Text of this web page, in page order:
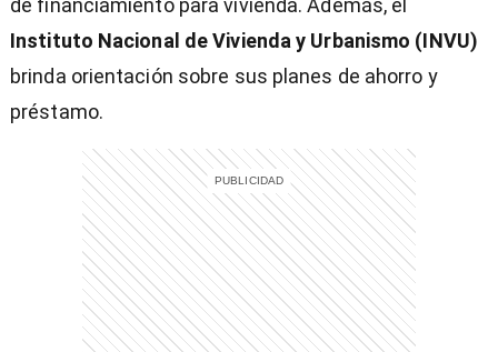
de financiamiento para vivienda. Además, el
Instituto Nacional de Vivienda y Urbanismo (INVU)
brinda orientación sobre sus planes de ahorro y
préstamo.